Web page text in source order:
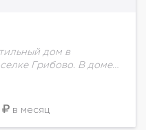
дом в
Грибово. В доме
Планировка
комната отдыха...
в месяц